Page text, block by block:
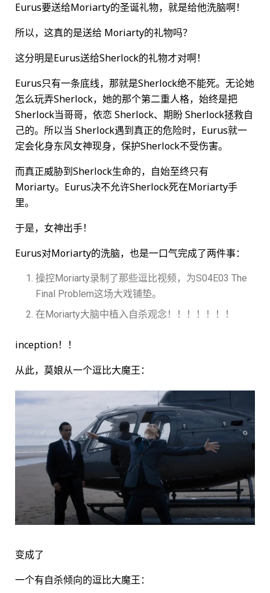
Eurus要送给Moriarty的圣诞礼物，就是给他洗脑啊！
所以，这真的是送给 Moriarty的礼物吗？
这分明是Eurus送给Sherlock的礼物才对啊！
Eurus只有一条底线，那就是Sherlock绝不能死。无论她
怎么玩弄Sherlock，她的那个第二重人格，始终是把
Sherlock当哥哥，依恋 Sherlock、期盼 Sherlock拯救自
己的。所以当 Sherlock遇到真正的危险时，Eurus就一
定会化身东风女神现身，保护Sherlock不受伤害。
而真正威胁到Sherlock生命的，自始至终只有
Moriarty。Eurus决不允许Sherlock死在Moriarty手
里。
于是，女神出手！
Eurus对Moriarty的洗脑，也是一口气完成了两件事：
操控Moriarty录制了那些逗比视频，为S04E03 The
Final Problem这场大戏铺垫。
在Moriarty大脑中植入自杀观念！！！！！！！
inception！！
从此，莫娘从一个逗比大魔王：
变成了
一个有自杀倾向的逗比大魔王：